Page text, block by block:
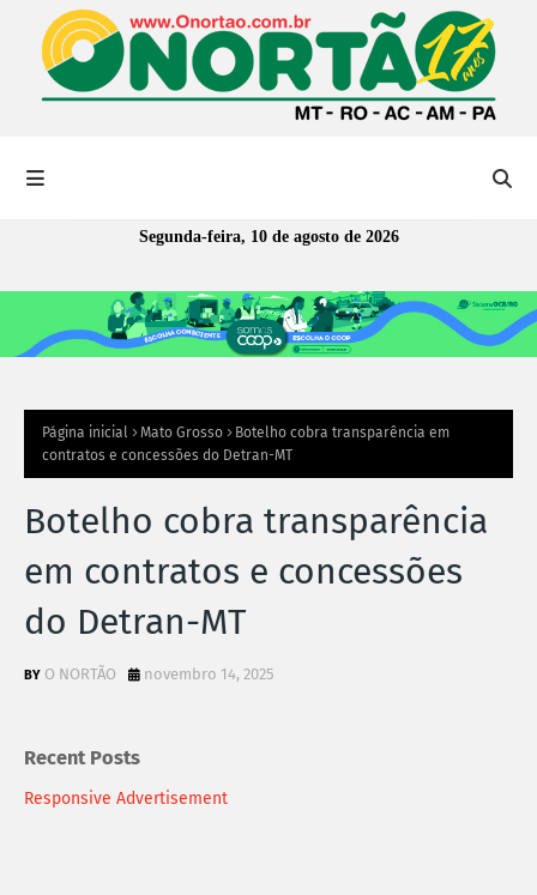
Segunda-feira, 10 de agosto de 2026
Página inicial Mato Grosso
Botelho cobra transparência em
contratos e concessões do Detran-MT
Botelho cobra transparência
em contratos e concessões
do Detran-MT
O NORTÃO novembro 14, 2025
Recent Posts
Responsive Advertisement